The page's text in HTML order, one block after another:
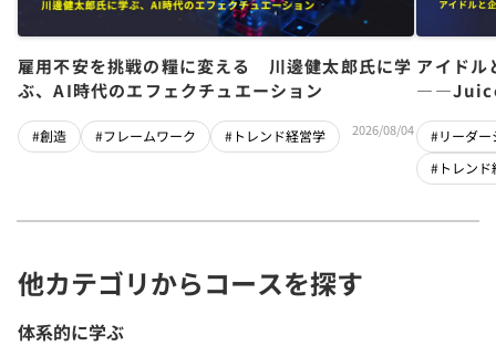
雇用不安を挑戦の糧に変える 川邊健太郎氏に学
ぶ、AI時代のエフェクチュエーション
#創造 #フレームワーク #トレンド経営学 2026/08/04
アイドル
#リーダー
#トレンド
他カテゴリからコースを探す
体系的に学ぶ